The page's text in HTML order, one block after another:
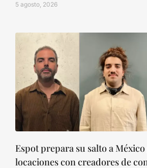
5 agosto, 2026
Espot prepara su salto a
locaciones con creadores de